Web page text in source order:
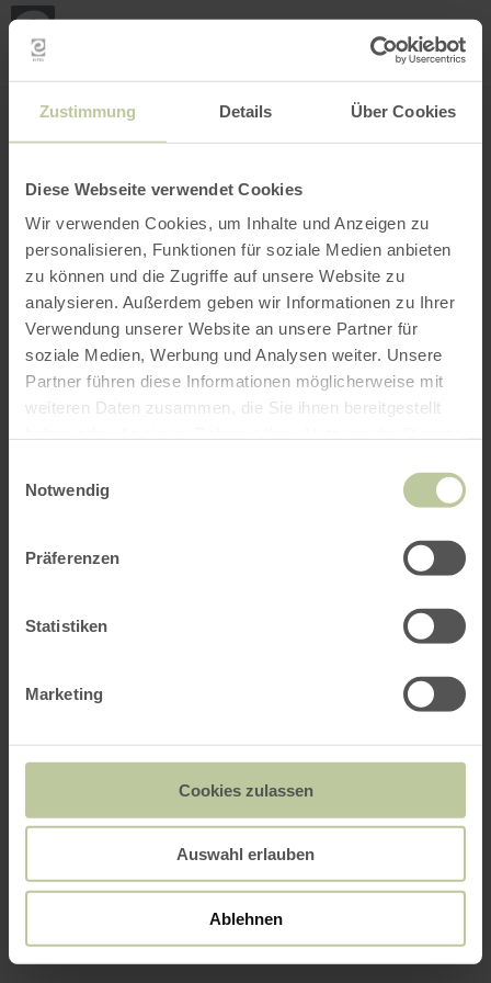
Zustimmung Details Über Cookies
Diese Webseite verwendet Cookies
Wir verwenden Cookies, um Inhalte und Anzeigen zu
personalisieren, Funktionen für soziale Medien anbieten
zu können und die Zugriffe auf unsere Website zu
analysieren. Außerdem geben wir Informationen zu Ihrer
Verwendung unserer Website an unsere Partner für
soziale Medien, Werbung und Analysen weiter. Unsere
Partner führen diese Informationen möglicherweise mit
weiteren Daten zusammen, die Sie ihnen bereitgestellt
Notwendig
Präferenzen
Statistiken
Marketing
Cookies zulassen
Auswahl erlauben
Ablehnen
INTERACTIVE MAP
my
Open filter